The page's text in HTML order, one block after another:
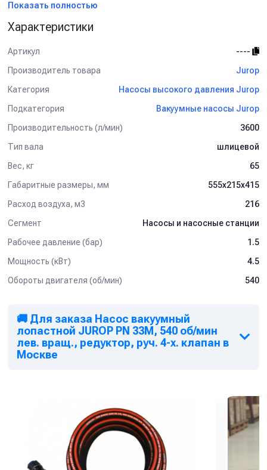
шкивами различного диаметра.
Подробные технические характеристики указанны в
документации доступной для скачивания на сайте.
Показать полностью
Характеристики
Артикул
----
Производитель товара
Jurop
Категория
Насосы высокого давления Jurop
Подкатегория
Вакуумные насосы Jurop
Производительность (л/мин)
3600
Тип вала
шлицевой
Вес, кг
65
Габаритные размеры, мм
555х215х415
Расход воздуха, м3
216
Сегмент
Насосы и насосные станции
Рабочее давление (бар)
1.5
Мощность (кВт)
4.5
Обороты двигателя (об/мин)
540
🚚 Для заказа Насос вакуумный
лопастной JUROP PN 33M, 540 об/мин
лев. вращ., редуктор, руч. 4-х. клапан в
Москве